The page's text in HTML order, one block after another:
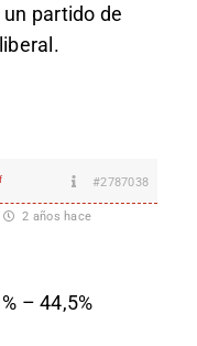
partido de
#2787038
2 años hace
– 44,5%